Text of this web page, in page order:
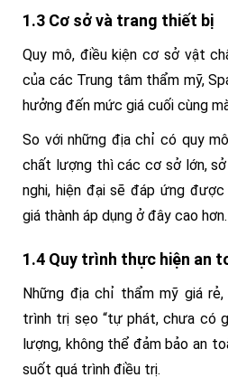
1.3 Cơ sở và trang thiết bị
Quy mô, điều kiện cơ sở vật
của các Trung tâm thẩm mỹ,
hưởng đến mức giá cuối cùng
So với những địa chỉ có quy
chất lượng thì các cơ sở lớn,
nghi, hiện đại sẽ đáp ứng
giá thành áp dụng ở đây cao hơn.
1.4 Quy trình thực hiện an
Những địa chỉ thẩm mỹ giá
trình trị sẹo “tự phát, chưa có
lượng, không thể đảm bảo an
suốt quá trình điều trị.